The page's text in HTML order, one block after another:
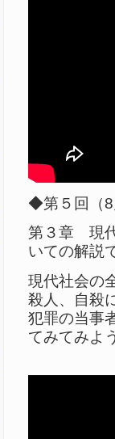
◆第５回（8
第３章 現
いての解説
現代社会の
殺人、自殺
犯罪の当事
てみてみよ